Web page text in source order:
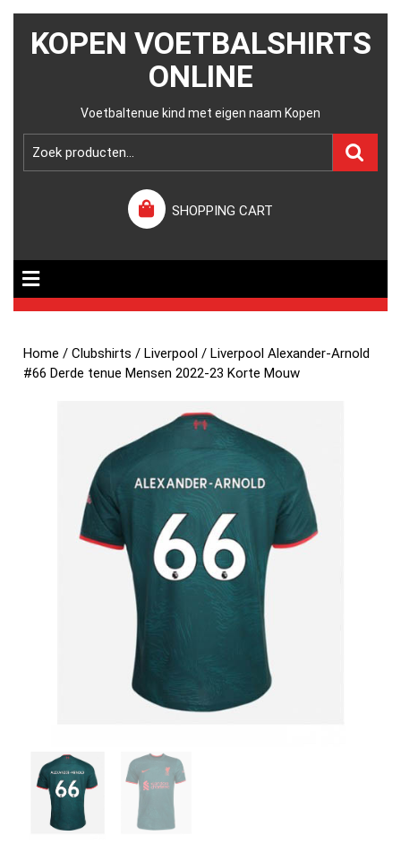
KOPEN VOETBALSHIRTS
ONLINE
Voetbaltenue kind met eigen naam Kopen
SHOPPING CART
Home /Clubshirts /Liverpool / Liverpool Alexander-Arnold
#66 Derde tenue Mensen 2022-23 Korte Mouw